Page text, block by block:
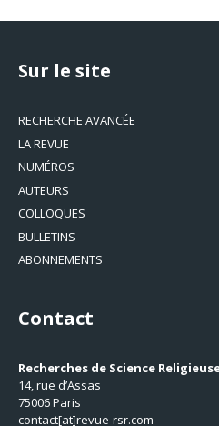
Sur le site
RECHERCHE AVANCÉE
LA REVUE
NUMÉROS
AUTEURS
COLLOQUES
BULLETINS
ABONNEMENTS
Contact
Recherches de Science
14, rue d’Assas
75006 Paris
contact[at]revue-rsr.com